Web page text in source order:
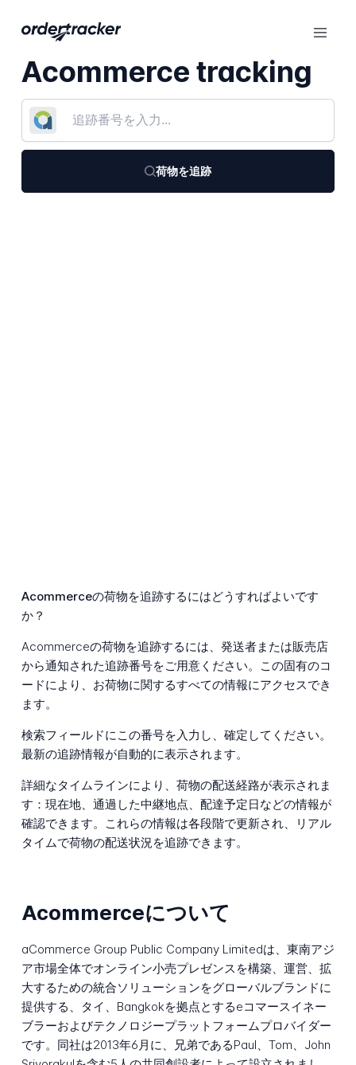
Acommerce tracking
荷物を追跡
Acommerceの荷物を追跡するにはどうすればよいです
か？
Acommerceの荷物を追跡するには、発送者または販売店
から通知された追跡番号をご用意ください。この固有のコ
ードにより、お荷物に関するすべての情報にアクセスでき
ます。
検索フィールドにこの番号を入力し、確定してください。
最新の追跡情報が自動的に表示されます。
詳細なタイムラインにより、荷物の配送経路が表示されま
す：現在地、通過した中継地点、配達予定日などの情報が
確認できます。これらの情報は各段階で更新され、リアル
タイムで荷物の配送状況を追跡できます。
Acommerceについて
aCommerce Group Public Company Limitedは、東南アジ
ア市場全体でオンライン小売プレゼンスを構築、運営、拡
大するための統合ソリューションをグローバルブランドに
提供する、タイ、Bangkokを拠点とするeコマースイネー
ブラーおよびテクノロジープラットフォームプロバイダー
です。同社は2013年6月に、兄弟であるPaul、Tom、John